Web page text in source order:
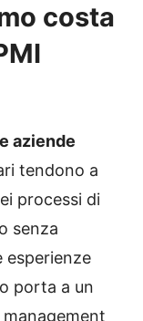
costa
aziende
tendono a
processi di
senza
esperienze
porta a un